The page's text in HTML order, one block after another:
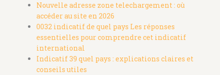
Nouvelle adresse zone telechargement : où
accéder au site en 2026
0032 indicatif de quel pays Les réponses
essentielles pour comprendre cet indicatif
international
Indicatif 39 quel pays : explications claires et
conseils utiles